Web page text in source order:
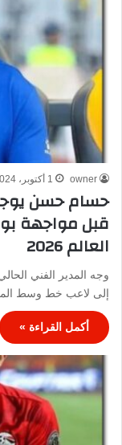
owner 1 أكتوبر، 2024
حسام حسن
قبل مواجهة
العالم 2026
وجه المدير الفني
إلى لاعب خط وسط
أكمل القراءة »